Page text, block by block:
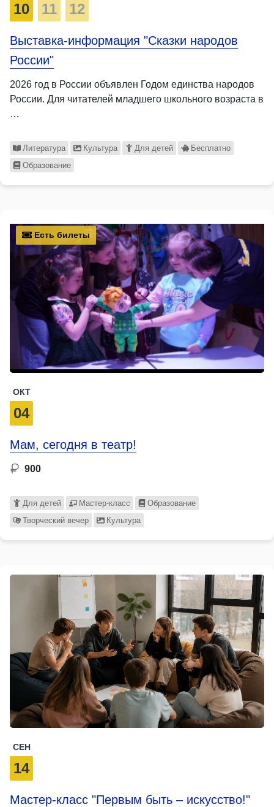
10 11 12
Выставка-информация "Сказки народов
России"
2026 год в России объявлен Годом единства народов
России. Для читателей младшего школьного возраста в
…
Литература Культура Для детей
Бесплатно
Образование
Есть билеты
ОКТ
04
Мам, сегодня в театр!
900
Для детей Мастер-класс
Образование
Творческий вечер
Культура
СЕН
14
Мастер-класс "Первым быть – искусство!"